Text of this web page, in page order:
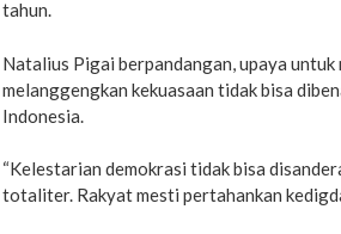
tahun.
Natalius Pigai berpandangan, upaya
melanggengkan kekuasaan tidak bisa
Indonesia.
“Kelestarian demokrasi tidak bisa
totaliter. Rakyat mesti pertahankan